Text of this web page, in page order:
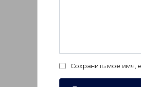
Сохранить моё имя,